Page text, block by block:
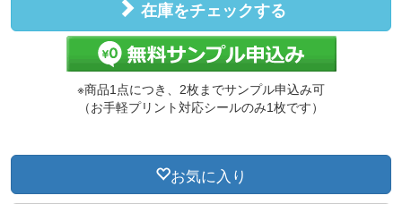
在庫をチェックする
※商品1点につき、2枚までサンプル申込み可
（お手軽プリント対応シールのみ1枚です）
お気に入り